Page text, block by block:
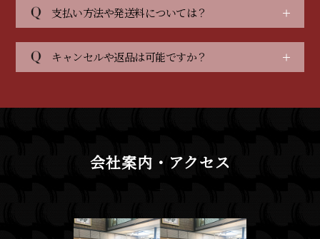
支払い方法や発送料については？
キャンセルや返品は可能ですか？
会社案内・アクセス